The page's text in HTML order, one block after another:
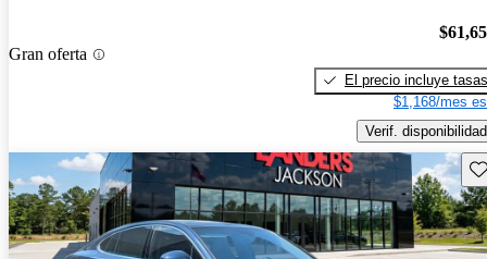
Gran oferta
El precio incluye tasas
$1,168/mes
Verif. disponibilidad